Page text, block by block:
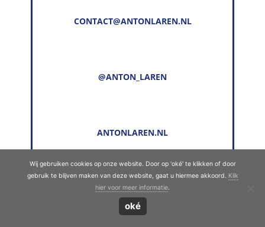
CONTACT@ANTONLAREN.NL
@ANTON_LAREN
ANTONLAREN.NL
© Copyright 2022 - 2026Anton Laren· Alle
rechten voorbehouden
Wij gebruiken cookies op onze website. Door op 'oké' te klikken of door
gebruik te blijven maken van deze website, gaat u hiermee akkoord. Klik
hier voor meer informatie.
oké